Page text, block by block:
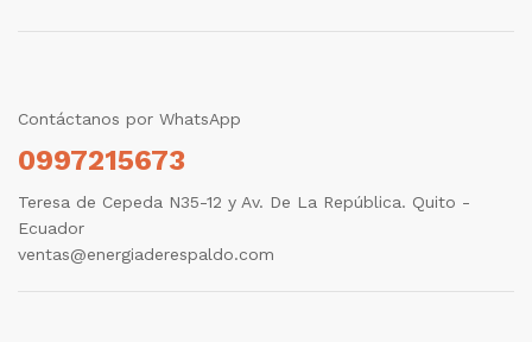
Contáctanos por WhatsApp
0997215673
Teresa de Cepeda N35-12 y Av. De La República. Quito -
Ecuador
ventas@energiaderespaldo.com